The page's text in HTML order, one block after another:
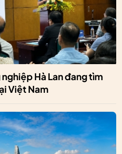
Hà Lan đang tìm
Việt Nam